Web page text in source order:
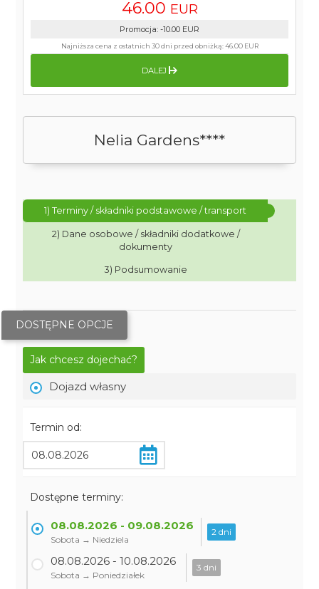
Nelia Gardens****
1) Terminy / składniki podstawowe / transport
2) Dane osobowe / składniki dodatkowe /
dokumenty
3) Podsumowanie
DOSTĘPNE OPCJE
Jak chcesz dojechać?
Dojazd własny
Termin od:
Dostępne terminy:
08.08.2026 - 09.08.2026
Sobota → Niedziela
2 dni
08.08.2026 - 10.08.2026
Sobota → Poniedziałek
3 dni
46.00 EUR
Promocja: -10.00 EUR
Najniższa cena z ostatnich 30 dni przed obniżką:46.00 EUR
DALEJ